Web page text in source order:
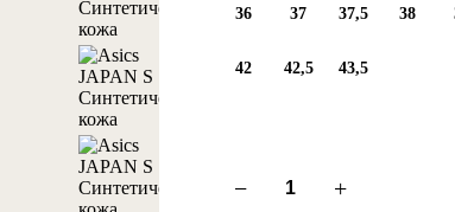
36 37 37,5 38
42 42,5 43,5
− +